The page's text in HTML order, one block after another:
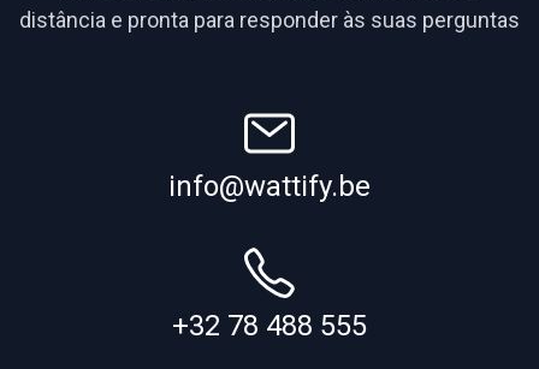
distância e pronta para responder às suas perguntas
info@wattify.be
+32 78 488 555